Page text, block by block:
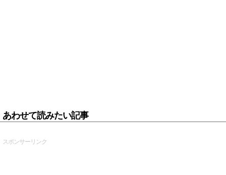
あわせて読みたい記事
スポンサーリンク